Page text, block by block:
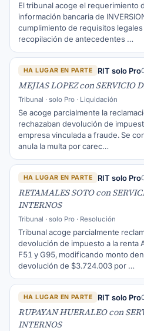
El tribunal acoge el requerimiento
información bancaria de
cumplimiento de requisitos
recopilación de antecedentes …
HA LUGAR EN PARTE RIT solo Pro
MEJIAS LOPEZ con SERVICIO
Tribunal · solo Pro · Liquidación
Se acoge parcialmente la
rechazaban devolución de
empresa vinculada a fraude. Se
anula la multa por carec…
HA LUGAR EN PARTE RIT solo Pro
RETAMALES SOTO con
INTERNOS
Tribunal · solo Pro · Resolución
Tribunal acoge parcialmente
devolución de impuesto a la renta
F51 y G95, modificando monto
devolución de $3.724.003 por …
HA LUGAR EN PARTE RIT solo Pro
RUPAYAN HUERALEO con
INTERNOS